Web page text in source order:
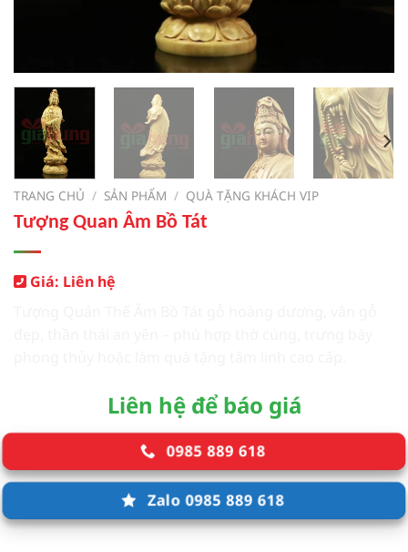
TRANG CHỦ / SẢN PHẨM / QUÀ TẶNG KHÁCH VIP
Tượng Quan Âm Bồ Tát
Giá: Liên hệ
Liên hệ để báo giá
0985 889 618
Zalo 0985 889 618